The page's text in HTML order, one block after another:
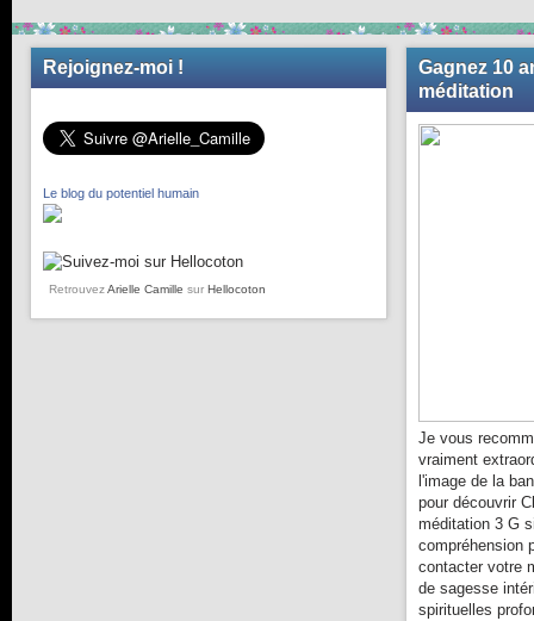
Rejoignez-moi !
Le blog du potentiel humain
RetrouvezArielle Camille sur Hellocoton
Gagnez 10
méditation
Je vous
vraiment
l'image de la
pour découvrir
méditation 3 G
compréhension
contacter votre
de sagesse
spirituelles